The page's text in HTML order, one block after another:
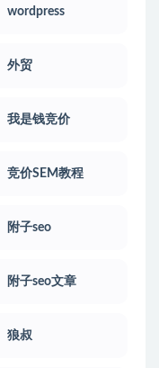
wordpress
外贸
我是钱竞价
竞价SEM教程
附子seo
附子seo文章
狼叔